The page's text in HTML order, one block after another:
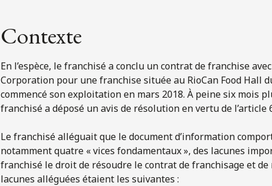
Contexte
En l’espèce, le franchisé a conclu un contrat de franchise
Corporation pour une franchise située au RioCan Food Hall
commencé son exploitation en mars 2018. À peine six mois
franchisé a déposé un avis de résolution en vertu de l’article
Le franchisé alléguait que le document d’information
notamment quatre « vices fondamentaux », des lacunes
franchisé le droit de résoudre le contrat de franchisage et
lacunes alléguées étaient les suivantes :